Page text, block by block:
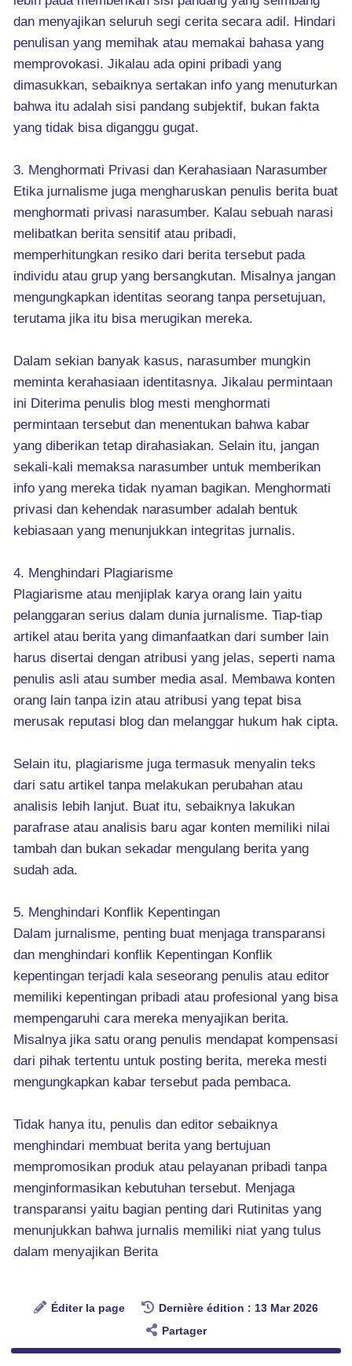
dan menyajikan seluruh segi cerita secara adil. Hindari
penulisan yang memihak atau memakai bahasa yang
memprovokasi. Jikalau ada opini pribadi yang
dimasukkan, sebaiknya sertakan info yang menuturkan
bahwa itu adalah sisi pandang subjektif, bukan fakta
yang tidak bisa diganggu gugat.
3. Menghormati Privasi dan Kerahasiaan Narasumber
Etika jurnalisme juga mengharuskan penulis berita buat
menghormati privasi narasumber. Kalau sebuah narasi
melibatkan berita sensitif atau pribadi,
memperhitungkan resiko dari berita tersebut pada
individu atau grup yang bersangkutan. Misalnya jangan
mengungkapkan identitas seorang tanpa persetujuan,
terutama jika itu bisa merugikan mereka.
Dalam sekian banyak kasus, narasumber mungkin
meminta kerahasiaan identitasnya. Jikalau permintaan
ini Diterima penulis blog mesti menghormati
permintaan tersebut dan menentukan bahwa kabar
yang diberikan tetap dirahasiakan. Selain itu, jangan
sekali-kali memaksa narasumber untuk memberikan
info yang mereka tidak nyaman bagikan. Menghormati
privasi dan kehendak narasumber adalah bentuk
kebiasaan yang menunjukkan integritas jurnalis.
4. Menghindari Plagiarisme
Plagiarisme atau menjiplak karya orang lain yaitu
pelanggaran serius dalam dunia jurnalisme. Tiap-tiap
artikel atau berita yang dimanfaatkan dari sumber lain
harus disertai dengan atribusi yang jelas, seperti nama
penulis asli atau sumber media asal. Membawa konten
orang lain tanpa izin atau atribusi yang tepat bisa
merusak reputasi blog dan melanggar hukum hak cipta.
Selain itu, plagiarisme juga termasuk menyalin teks
dari satu artikel tanpa melakukan perubahan atau
analisis lebih lanjut. Buat itu, sebaiknya lakukan
parafrase atau analisis baru agar konten memiliki nilai
tambah dan bukan sekadar mengulang berita yang
sudah ada.
5. Menghindari Konflik Kepentingan
Dalam jurnalisme, penting buat menjaga transparansi
dan menghindari konflik Kepentingan Konflik
kepentingan terjadi kala seseorang penulis atau editor
memiliki kepentingan pribadi atau profesional yang bisa
mempengaruhi cara mereka menyajikan berita.
Misalnya jika satu orang penulis mendapat kompensasi
dari pihak tertentu untuk posting berita, mereka mesti
mengungkapkan kabar tersebut pada pembaca.
Tidak hanya itu, penulis dan editor sebaiknya
menghindari membuat berita yang bertujuan
mempromosikan produk atau pelayanan pribadi tanpa
menginformasikan kebutuhan tersebut. Menjaga
transparansi yaitu bagian penting dari Rutinitas yang
menunjukkan bahwa jurnalis memiliki niat yang tulus
dalam menyajikan Berita
Éditer la page
Dernière édition : 13 Mar 2026
Partager